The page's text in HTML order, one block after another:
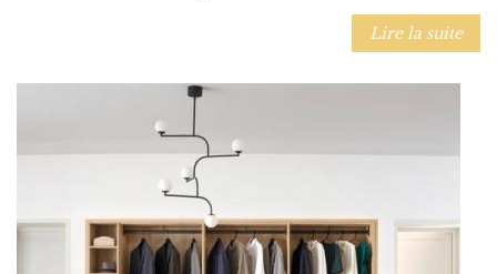
Lire la suite